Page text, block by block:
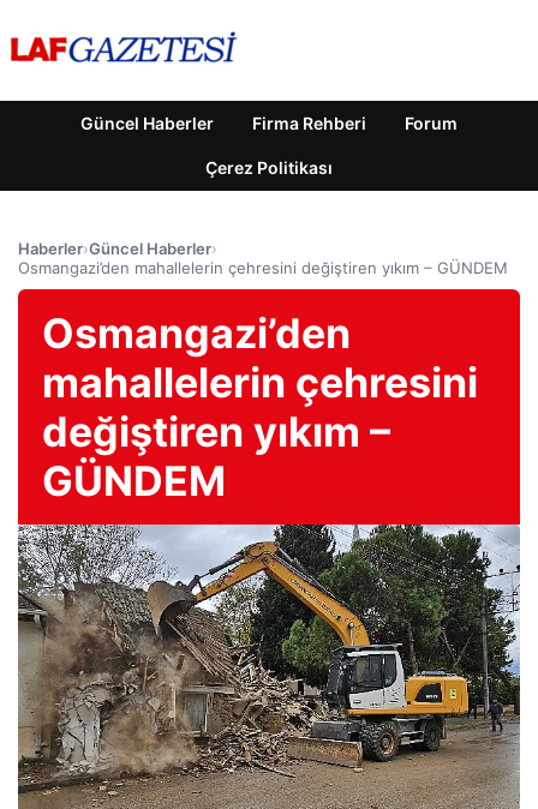
Güncel Haberler Firma Rehberi Forum
Çerez Politikası
Haberler›Güncel Haberler›
Osmangazi’den mahallelerin çehresini değiştiren yıkım – GÜNDEM
Osmangazi’den
mahallelerin çehresini
değiştiren yıkım –
GÜNDEM